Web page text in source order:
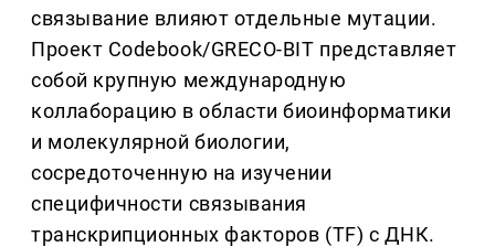
связывание влияют отдельные мутации.
Проект Codebook/GRECO-BIT представляет
собой крупную международную
коллаборацию в области биоинформатики
и молекулярной биологии,
сосредоточенную на изучении
специфичности связывания
транскрипционных факторов (TF) с ДНК.